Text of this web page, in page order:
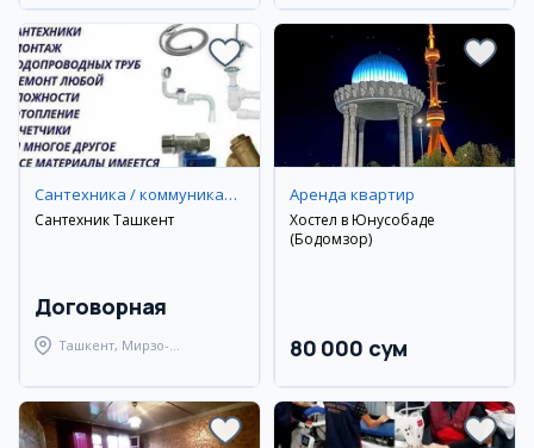
район
Сантехника / коммуникации
Сантехник Ташкент
Договорная
Ташкент, Мирзо-
Аренда квартир
Хостел в Юнусобаде
(Бодомзор)
80 000 сум